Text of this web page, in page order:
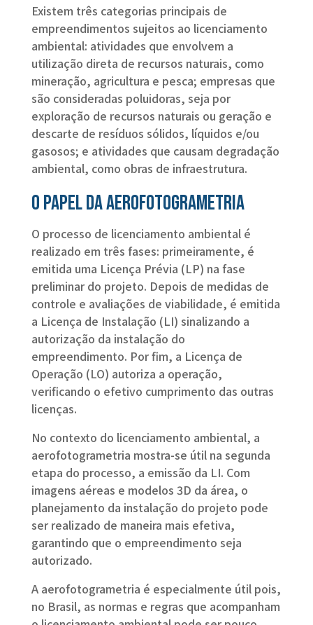
Existem três categorias principais de
empreendimentos sujeitos ao licenciamento
ambiental: atividades que envolvem a
utilização direta de recursos naturais, como
mineração, agricultura e pesca; empresas que
são consideradas poluidoras, seja por
exploração de recursos naturais ou geração e
descarte de resíduos sólidos, líquidos e/ou
gasosos; e atividades que causam degradação
ambiental, como obras de infraestrutura.
O papel da aerofotogrametria
O processo de licenciamento ambiental é
realizado em três fases: primeiramente, é
emitida uma Licença Prévia (LP) na fase
preliminar do projeto. Depois de medidas de
controle e avaliações de viabilidade, é emitida
a Licença de Instalação (LI) sinalizando a
autorização da instalação do
empreendimento. Por fim, a Licença de
Operação (LO) autoriza a operação,
verificando o efetivo cumprimento das outras
licenças.
No contexto do licenciamento ambiental, a
aerofotogrametria mostra-se útil na segunda
etapa do processo, a emissão da LI. Com
imagens aéreas e modelos 3D da área, o
planejamento da instalação do projeto pode
ser realizado de maneira mais efetiva,
garantindo que o empreendimento seja
autorizado.
A aerofotogrametria é especialmente útil pois,
no Brasil, as normas e regras que acompanham